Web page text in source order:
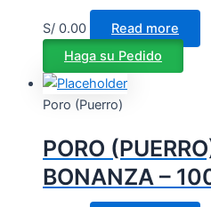
S/ 0.00
Read more
Haga su Pedido
Poro (Puerro)
PORO
BONANZA –